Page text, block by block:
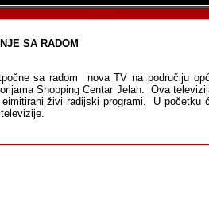
SA RADOM
sa radom nova TV na područiju
Shopping Centar Jelah. Ova
živi radijski programi. U početku